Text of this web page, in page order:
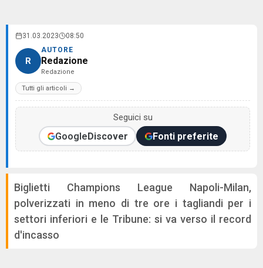
31.03.2023 08:50
R
AUTORE
Redazione
Redazione
Tutti gli articoli →
Seguici su
GoogleDiscover Fonti preferite
Biglietti Champions League Napoli-Milan,
polverizzati in meno di tre ore i tagliandi per i
settori inferiori e le Tribune: si va verso il record
d'incasso